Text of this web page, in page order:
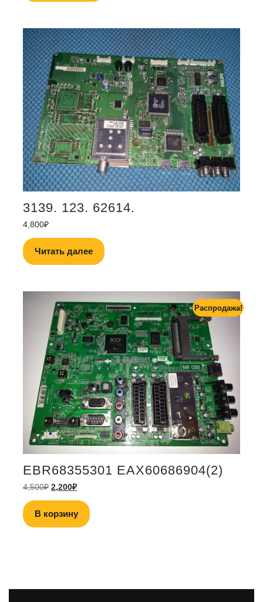
3139. 123. 62614.
4,800₽
Читать далее
Распродажа!
EBR68355301 EAX60686904(2)
4,500₽ 2,200₽
В корзину